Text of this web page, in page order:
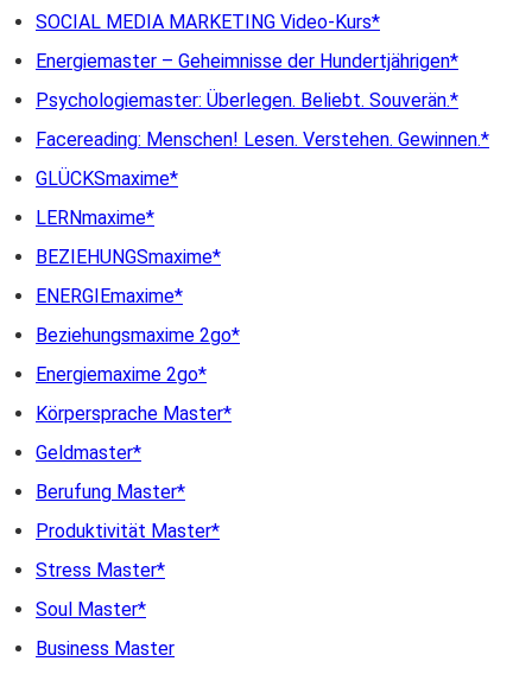
SOCIAL MEDIA MARKETING Video-Kurs
Energiemaster – Geheimnisse der Hundertjährigen
Psychologiemaster: Überlegen. Beliebt. Souverän.
Facereading: Menschen! Lesen. Verstehen. Gewinnen.
GLÜCKSmaxime
LERNmaxime
BEZIEHUNGSmaxime
ENERGIEmaxime
Beziehungsmaxime 2go
Energiemaxime 2go
Körpersprache Master
Geldmaster
Berufung Master
Produktivität Master
Stress Master
Soul Master
Business Master